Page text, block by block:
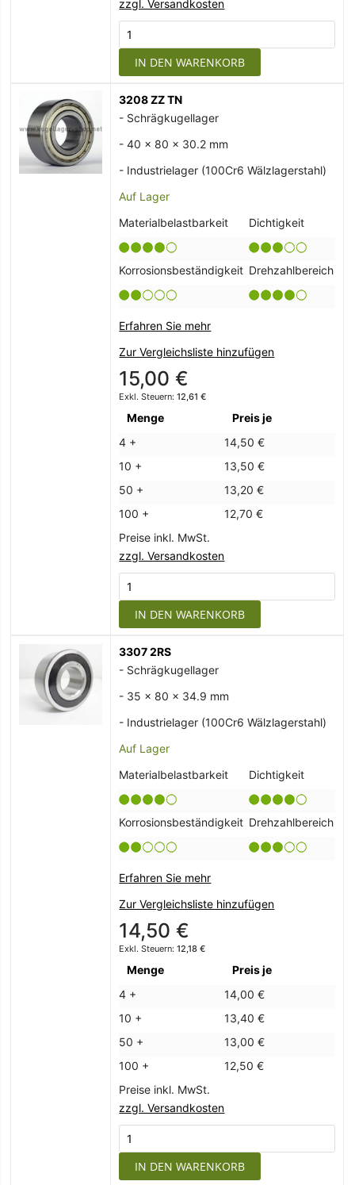
zzgl. Versandkosten
IN DEN WARENKORB
3208 ZZ TN
- Schrägkugellager
- 40 x 80 x 30.2 mm
- Industrielager (100Cr6 Wälzlagerstahl)
Auf Lager
Materialbelastbarkeit
Dichtigkeit
Korrosionsbeständigkeit Drehzahlbereich
Erfahren Sie mehr
Zur Vergleichsliste hinzufügen
15,00 €
12,61 €
Menge
Preis je
4 +
14,50 €
10 +
13,50 €
50 +
13,20 €
100 +
12,70 €
Preise inkl. MwSt.
zzgl. Versandkosten
IN DEN WARENKORB
3307 2RS
- Schrägkugellager
- 35 x 80 x 34.9 mm
- Industrielager (100Cr6 Wälzlagerstahl)
Auf Lager
Materialbelastbarkeit
Dichtigkeit
Korrosionsbeständigkeit Drehzahlbereich
Erfahren Sie mehr
Zur Vergleichsliste hinzufügen
14,50 €
12,18 €
Menge
Preis je
4 +
14,00 €
10 +
13,40 €
50 +
13,00 €
100 +
12,50 €
Preise inkl. MwSt.
zzgl. Versandkosten
IN DEN WARENKORB